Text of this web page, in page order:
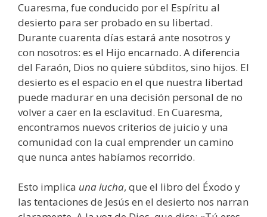
Cuaresma, fue conducido por el Espíritu al
desierto para ser probado en su libertad.
Durante cuarenta días estará ante nosotros y
con nosotros: es el Hijo encarnado. A diferencia
del Faraón, Dios no quiere súbditos, sino hijos. El
desierto es el espacio en el que nuestra libertad
puede madurar en una decisión personal de no
volver a caer en la esclavitud. En Cuaresma,
encontramos nuevos criterios de juicio y una
comunidad con la cual emprender un camino
que nunca antes habíamos recorrido.
Esto implica una lucha, que el libro del Éxodo y
las tentaciones de Jesús en el desierto nos narran